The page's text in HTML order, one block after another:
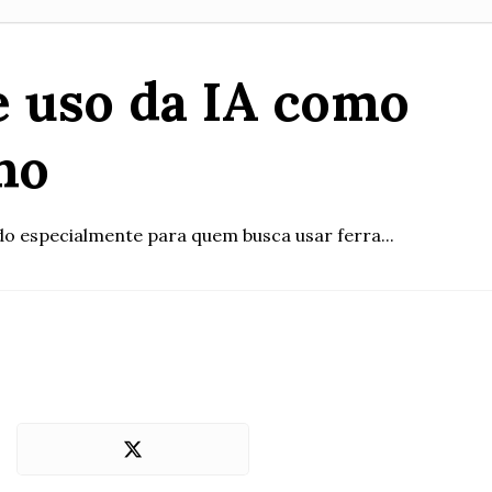
da IA como
especialmente para quem busca usar ferra...